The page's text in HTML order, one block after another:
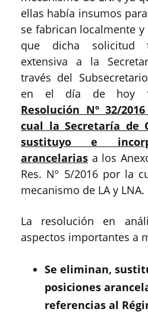
ellas había insumos
se fabrican localmente
que dicha solicitud
extensiva a la
través del
en el día de hoy
Resolución Nº 32/
cual la Secretaría de
sustituyo e
arancelarias a los
Res. Nº 5/2016 por la
mecanismo de LA y LNA.
La resolución en
aspectos importantes a
Se eliminan,
posiciones
referencias al